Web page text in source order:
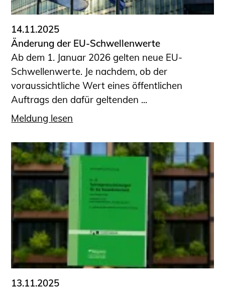
14.11.2025
Änderung der EU-Schwellenwerte
Ab dem 1. Januar 2026 gelten neue EU-
Schwellenwerte. Je nachdem, ob der
voraussichtliche Wert eines öffentlichen
Auftrags den dafür geltenden ...
Meldung lesen
13.11.2025